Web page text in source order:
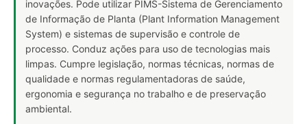
inovações. Pode utilizar PIMS-Sistema de Gerenciamento
de Informação de Planta (Plant Information Management
System) e sistemas de supervisão e controle de
processo. Conduz ações para uso de tecnologias mais
limpas. Cumpre legislação, normas técnicas, normas de
qualidade e normas regulamentadoras de saúde,
ergonomia e segurança no trabalho e de preservação
ambiental.